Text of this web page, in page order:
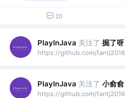
20
PlayInJava 关注了 掘了呀
PlayInJava 关注了 小俞俞